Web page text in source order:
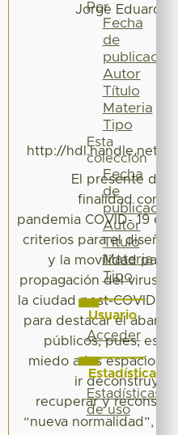
Jorge Eduardo,
http://hdl.handle.net/
El presente
finalidad
pandemia COVID- 19 en
criterios para el diseño
y la movilidad para
propagación del virus
la ciudad post-COVID.
para destacar el
públicos, pues, esta
miedo a los espacios
ir
recuperar y
“nueva normalidad”, la
Por
Fecha
de
publicación
Autor
Título
Materia
Tipo
Esta
colección
Fecha
de
publicación
Autor
Título
Materia
Tipo
Usuario
Acceder
Estadísticas
Estadísticas
de uso